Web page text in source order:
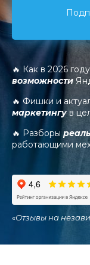
🔥 Как в 2026
возможности
🔥 Фишки и
маркетингув
🔥 Разборы
работающими
«Отзывы на